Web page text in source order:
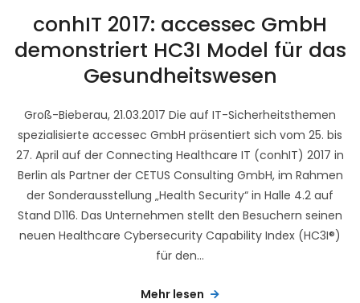
conhIT 2017: accessec GmbH
demonstriert HC3I Model für das
Gesundheitswesen
Groß-Bieberau, 21.03.2017 Die auf IT-Sicherheitsthemen
spezialisierte accessec GmbH präsentiert sich vom 25. bis
27. April auf der Connecting Healthcare IT (conhIT) 2017 in
Berlin als Partner der CETUS Consulting GmbH, im Rahmen
der Sonderausstellung „Health Security“ in Halle 4.2 auf
Stand D116. Das Unternehmen stellt den Besuchern seinen
neuen Healthcare Cybersecurity Capability Index (HC3I®)
für den...
Mehr lesen